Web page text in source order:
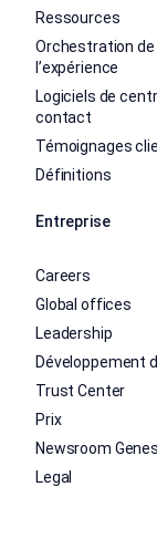
Ressources
Orchestration de
l’expérience
Logiciels de
contact
Témoignages
Définitions
Entreprise
Careers
Global offices
Leadership
Développement
Trust Center
Prix
Newsroom
Legal